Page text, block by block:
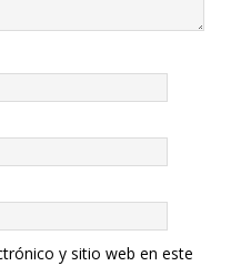
y sitio web en este